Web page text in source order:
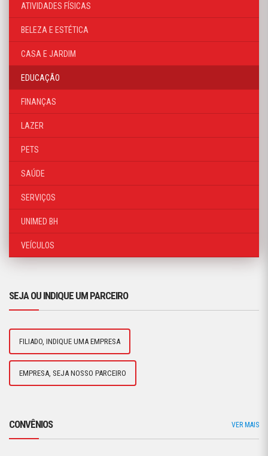
ATIVIDADES FÍSICAS
BELEZA E ESTÉTICA
CASA E JARDIM
EDUCAÇÃO
FINANÇAS
LAZER
PETS
SAÚDE
SERVIÇOS
UNIMED BH
VEÍCULOS
SEJA OU INDIQUE UM PARCEIRO
FILIADO, INDIQUE UMA EMPRESA
EMPRESA, SEJA NOSSO PARCEIRO
CONVÊNIOS VER MAIS